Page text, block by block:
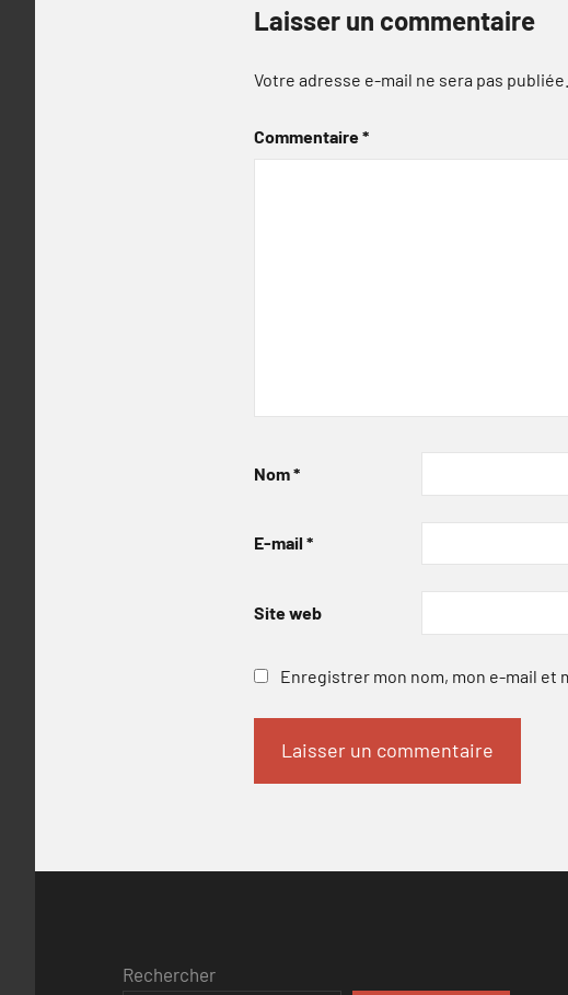
Laisser un commentaire
Votre adresse e-mail ne sera pas publiée.
Commentaire*
Nom*
E-mail *
Site web
Enregistrer mon nom, mon e-mail et
Rechercher